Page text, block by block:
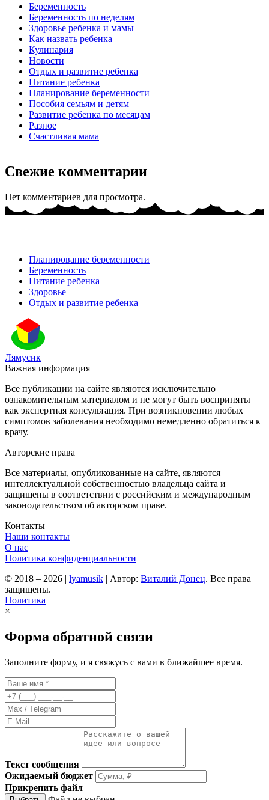
Беременность
Беременность по неделям
Здоровье ребенка и мамы
Как назвать ребенка
Кулинария
Новости
Отдых и развитие ребенка
Питание ребенка
Планирование беременности
Пособия семьям и детям
Развитие ребенка по месяцам
Разное
Счастливая мама
Свежие комментарии
Нет комментариев для просмотра.
Планирование беременности
Беременность
Питание ребенка
Здоровье
Отдых и развитие ребенка
Лямусик
Важная информация
Все публикации на сайте являются исключительно
ознакомительным материалом и не могут быть восприняты
как экспертная консультация. При возникновении любых
симптомов заболевания необходимо немедленно обратиться к
врачу.
Авторские права
Все материалы, опубликованные на сайте, являются
интеллектуальной собственностью владельца сайта и
защищены в соответствии с российским и международным
законодательством об авторском праве.
Контакты
Наши контакты
О нас
Политика конфиденциальности
© 2018 – 2026 | lyamusik | Автор: Виталий Донец. Все права
защищены.
Политика
×
Форма обратной связи
Заполните форму, и я свяжусь с вами в ближайшее время.
Текст сообщения
Ожидаемый бюджет
Прикрепить файл